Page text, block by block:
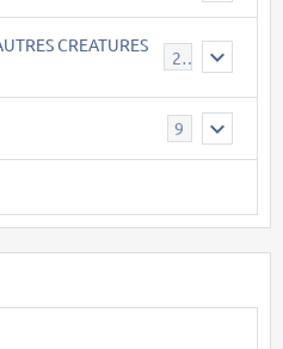
CREATURES
26
9